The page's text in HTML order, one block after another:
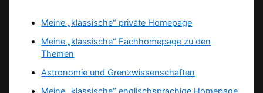
Meine „klassische“ private Homepage
Meine „klassische“ Fachhomepage zu den
Themen
Astronomie und Grenzwissenschaften